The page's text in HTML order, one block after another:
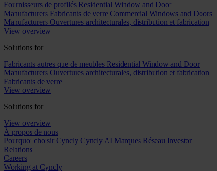
Fournisseurs de profilés Residential Window and Door
Manufacturers Fabricants de verre Commercial Windows and Doors
Manufacturers Ouvertures architecturales, distribution et fabrication
View overview
Solutions for
Fabricants autres que de meubles Residential Window and Door
Manufacturers Ouvertures architecturales, distribution et fabrication
Fabricants de verre
View overview
Solutions for
View overview
À propos de nous
Pourquoi choisir Cyncly Cyncly AI Marques Réseau Investor
Relations
Careers
Working at Cyncly